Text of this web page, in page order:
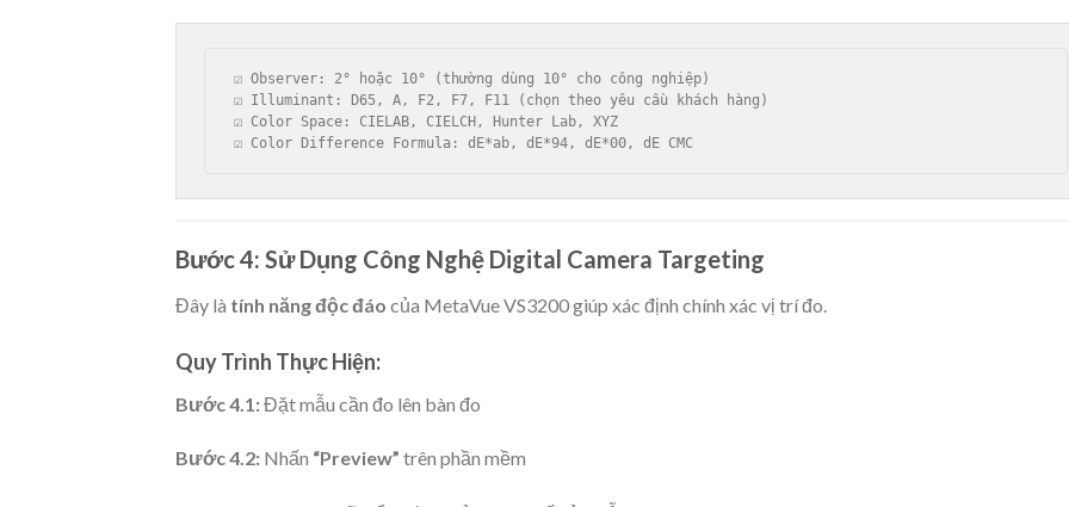
☑ Observer: 2° hoặc 10° (thường dùng 10° cho công nghiệp)
☑ Illuminant: D65, A, F2, F7, F11 (chọn theo yêu cầu khách hàng)
☑ Color Space: CIELAB, CIELCH, Hunter Lab, XYZ
Bước 4: Sử Dụng Công Nghệ Digital Camera Targeting
Đây là tính năng độc đáo của MetaVue VS3200 giúp xác định chính xác vị trí đo.
Quy Trình Thực Hiện:
Bước 4.1:Đặt mẫu cần đo lên bàn đo
Bước 4.2: Nhấn “Preview” trên phần mềm